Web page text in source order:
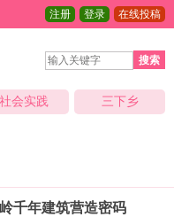
注册 登录 在线投稿
搜索
社会实践 三下乡
千年建筑营造密码